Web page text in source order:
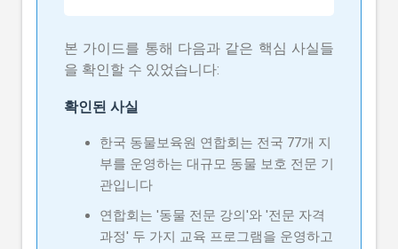
본 가이드를 통해 다음과 같은 핵심 사실들
을 확인할 수 있었습니다:
확인된 사실
한국 동물보육원 연합회는 전국 77개 지
부를 운영하는 대규모 동물 보호 전문 기
관입니다
연합회는 '동물 전문 강의'와 '전문 자격
과정' 두 가지 교육 프로그램을 운영하고